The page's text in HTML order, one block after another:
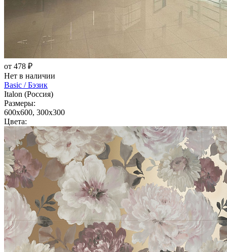
от 478 ₽
Нет в наличии
Basic / Бэзик
Italon (Россия)
Размеры:
600x600, 300x300
Цвета: